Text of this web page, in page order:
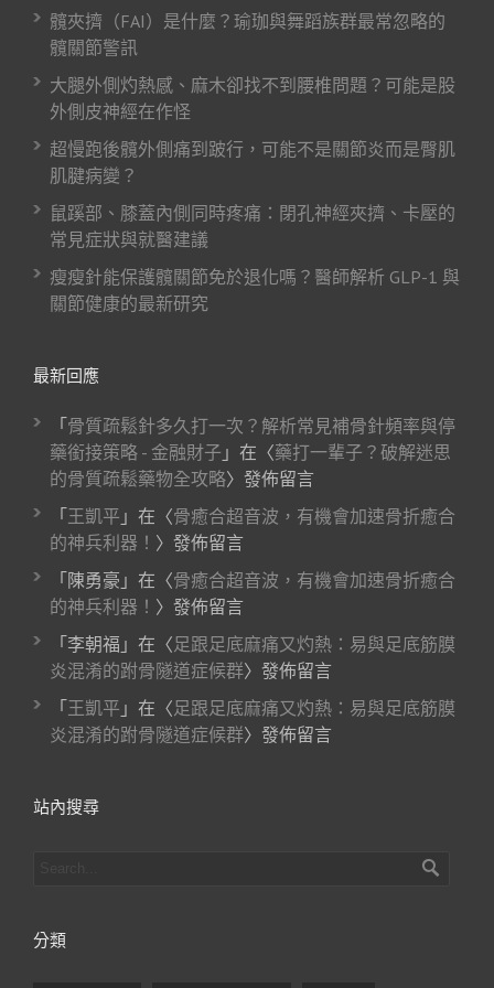
髖夾擠（FAI）是什麼？瑜珈與舞蹈族群最常忽略的
髖關節警訊
大腿外側灼熱感、麻木卻找不到腰椎問題？可能是股
外側皮神經在作怪
超慢跑後髖外側痛到跛行，可能不是關節炎而是臀肌
肌腱病變？
鼠蹊部、膝蓋內側同時疼痛：閉孔神經夾擠、卡壓的
常見症狀與就醫建議
瘦瘦針能保護髖關節免於退化嗎？醫師解析 GLP-1 與
關節健康的最新研究
最新回應
「 骨質疏鬆針多久打一次？解析常見補骨針頻率與停
藥銜接策略 - 金融財子 」在〈藥打一輩子？破解迷思
的骨質疏鬆藥物全攻略〉發佈留言
「 王凱平 」在〈骨癒合超音波，有機會加速骨折癒合
的神兵利器！ 〉發佈留言
「 陳勇豪 」在〈骨癒合超音波，有機會加速骨折癒合
的神兵利器！ 〉發佈留言
「 李朝福 」在〈足跟足底麻痛又灼熱：易與足底筋膜
炎混淆的跗骨隧道症候群〉發佈留言
「 王凱平 」在〈足跟足底麻痛又灼熱：易與足底筋膜
炎混淆的跗骨隧道症候群〉發佈留言
站內搜尋
分類